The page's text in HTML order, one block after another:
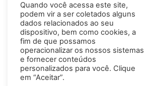
Quando você acessa este site,
podem vir a ser coletados alguns
dados relacionados ao seu
dispositivo, bem como cookies, a
fim de que possamos
operacionalizar os nossos sistemas
e fornecer conteúdos
personalizados para você. Clique
em “Aceitar”.